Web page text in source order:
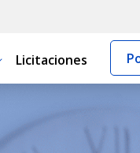
Licitaciones